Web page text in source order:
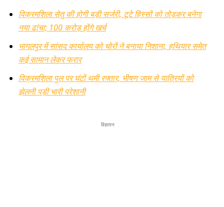
विक्रमशिला सेतु की होगी बड़ी सर्जरी, टूटे हिस्सों को तोड़कर बनेगा
नया ढांचा; 100 करोड़ होंगे खर्च
भागलपुर में सांसद कार्यालय को चोरों ने बनाया निशाना, हथियार समेत
कई सामान लेकर फरार
विक्रमशिला पुल पर घंटों थमी रफ्तार, भीषण जाम से यात्रियों को
झेलनी पड़ी भारी परेशानी
विज्ञापन